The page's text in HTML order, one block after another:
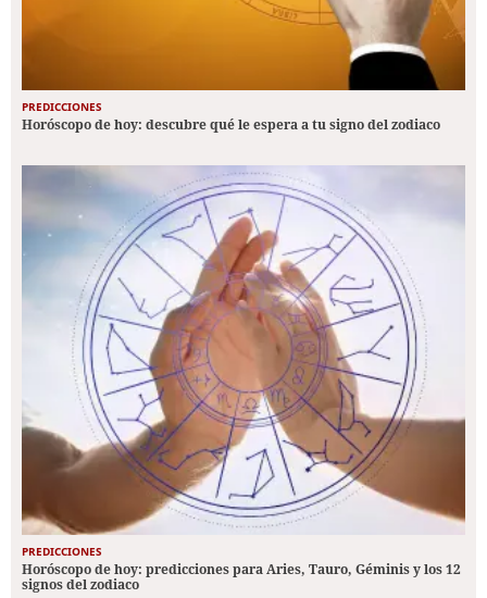
PREDICCIONES
Horóscopo de hoy: descubre qué le espera a tu signo del zodiaco
PREDICCIONES
Horóscopo de hoy: predicciones para Aries, Tauro, Géminis y los 12
signos del zodiaco